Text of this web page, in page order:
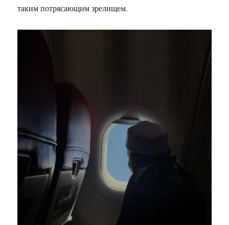
таким потрясающим зрелищем.